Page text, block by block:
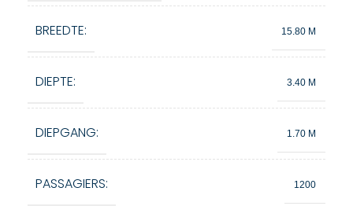
BREEDTE: 15.80 M
DIEPTE: 3.40 M
DIEPGANG: 1.70 M
PASSAGIERS: 1200